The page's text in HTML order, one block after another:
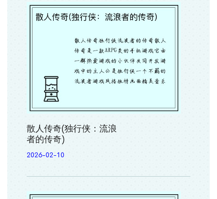
散人传奇(独行侠：流浪
者的传奇)
2026-02-10